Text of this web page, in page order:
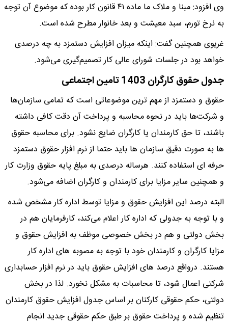
وی افزود: مبنا و ملاک ما ماده ۴۱ قانون کار بوده که موضوع آن توجه
به نرخ تورم، سبد معیشت و بعد خانوار مطرح شده است.
غریوی همچنین گفت: اینکه میزان افزایش دستمزد به چه درصدی
خواهد بود در جلسات شورای عالی کار تصمیم‌گیری می‌شود.
جدول حقوق کارگران 1403 تامین اجتماعی
حقوق و دستمزد از مهم ترین موضوعاتی است که تمامی سازمان‌ها
و شرکت‌ها باید در نحوه محاسبه و پرداخت آن دقت کافی داشته
باشند، تا حق کارمندان یا کارگران ضایع نشود. برای محاسبه حقوق
ها به صورت دقیق سازمان ها باید حتما از نرم افزار حقوق دستمزد
حرفه ای استفاده کنند. هرساله درصدی به مبلغ پایه حقوق وزارت کار
و همچنین سایر مزایا برای کارمندان و کارگران اضافه می‌شود.
البته درصد این افزایش حقوق و مزایا توسط اداره کار مشخص شده
و با توجه به جدولی که اداره کار اعلام می‌کند، کارفرمایان هم در
بخش دولتی و هم در بخش خصوصی موظف به افزایش حقوق و
مزایا کارگران و کارمندان خود با توجه به مصوبه های اداره کار
هستند. درواقع درصد های افزایش حقوق باید در نرم افزار حسابداری
شرکتی اعمال شود، تا محاسبات به مشکل نخورد. لذا در بخش
دولتی، حکم حقوقی کارکنان بر اساس جدول افزایش حقوق کارمندان
تنظیم شده و پرداخت حقوق بر طبق حکم حقوقی جدید انجام